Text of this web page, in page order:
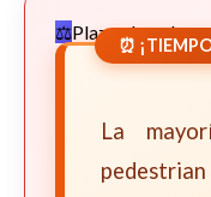
Plazos Legales
⏰
La